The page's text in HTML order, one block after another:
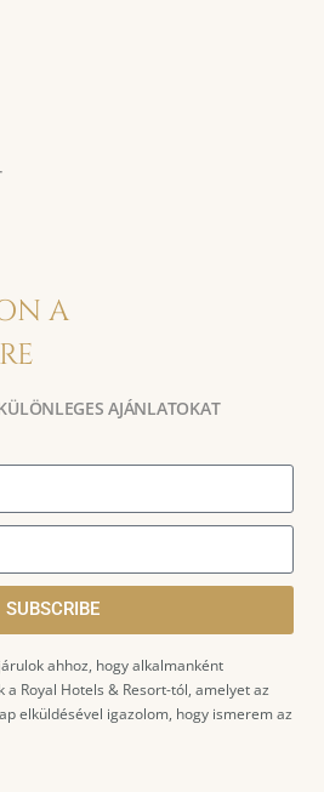
A
AJÁNLATOKAT
SUBSCRIBE
ahhoz, hogy alkalmanként
Royal Hotels & Resort-tól, amelyet az
elküldésével igazolom, hogy ismerem az